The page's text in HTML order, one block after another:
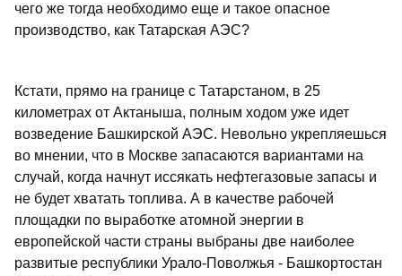
чего же тогда необходимо еще и такое опасное
производство, как Татарская АЭС?
Кстати, прямо на границе с Татарстаном, в 25
километрах от Актаныша, полным ходом уже идет
возведение Башкирской АЭС. Невольно укрепляешься
во мнении, что в Москве запасаются вариантами на
случай, когда начнут иссякать нефтегазовые запасы и
не будет хватать топлива. А в качестве рабочей
площадки по выработке атомной энергии в
европейской части страны выбраны две наиболее
развитые республики Урало-Поволжья - Башкортостан